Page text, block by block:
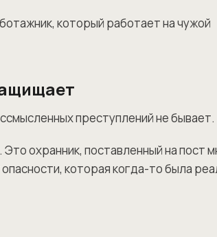
который работает на чужой
преступлений не бывает.
охранник, поставленный на пост
которая когда-то была